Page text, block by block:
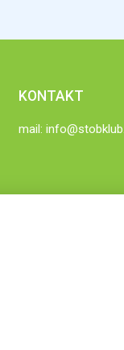
KONTAKT
mail: